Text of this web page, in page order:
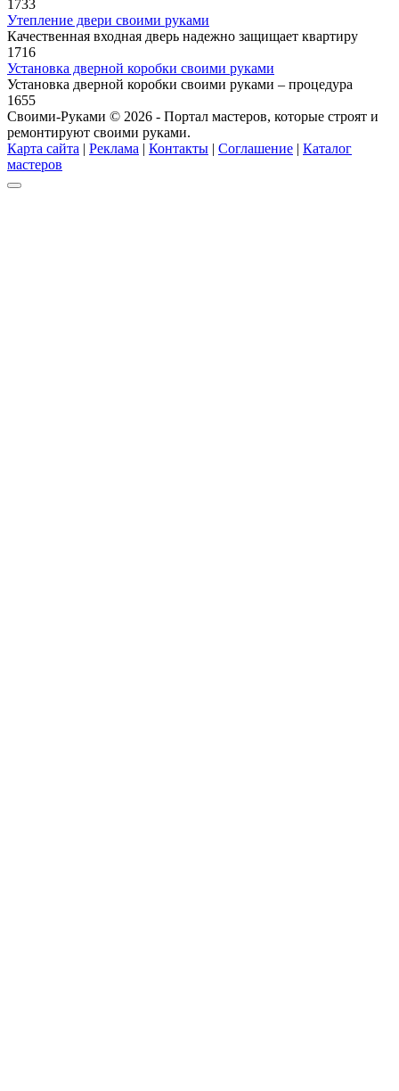
1 733
Утепление двери своими руками
Качественная входная дверь надежно защищает квартиру
1 716
Установка дверной коробки своими руками
Установка дверной коробки своими руками – процедура
1655
Своими-Руками © 2026 - Портал мастеров, которые строят и
ремонтируют своими руками.
Карта сайта | Реклама | Контакты | Соглашение | Каталог
мастеров